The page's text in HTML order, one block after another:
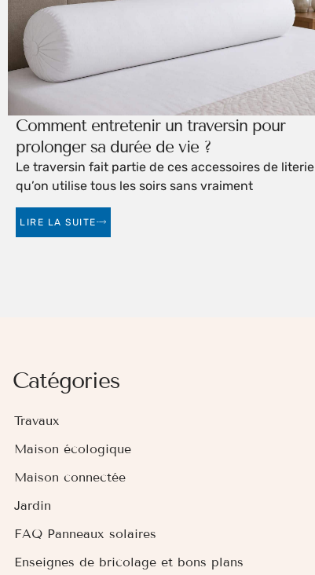
Comment entretenir un traversin pour
prolonger sa durée de vie ?
Le traversin fait partie de ces accessoires de literie
qu’on utilise tous les soirs sans vraiment
LIRE LA SUITE
Catégories
Travaux
Maison écologique
Maison connectée
Jardin
FAQ Panneaux solaires
Enseignes de bricolage et bons plans